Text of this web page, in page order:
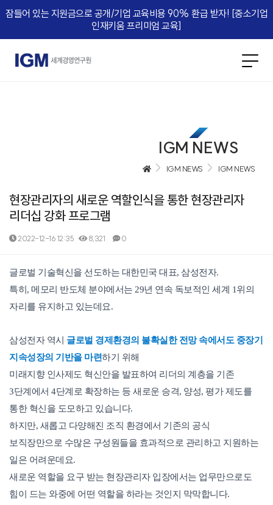
잠들어 있는 지원금으로 공개/기업 교육비용 90% 환급 받자! [중소기업
인재키움 프리미엄 교육]​
IGM NEWS
IGM NEWS IGM NEWS
현장관리자의 새로운 역할인식을 통한 현장관리자
리더십 강화 프로그램
2022-12-16 12:35 8,321 0
본문
글로벌 기술혁신을 선도하는 대한민국 대표, 삼성전자.
특히, 메모리 반도체 분야에서는 29년 연속 독보적인 세계 1위의
자리를 유지하고 있는데요.
삼성전자 역시 글로벌 경제환경의 불확실한 전망 속에서도 중장기
지속성장의 기반을 마련하기 위해
미래지향 인사제도 혁신안을 발표하여 리더의 계층을 기존
3단계에서 4단계로 확장하는 등 새로운 승격, 양성, 평가 제도를
통한 혁신을 도모하고 있습니다.
하지만, 새롭고 다양해진 조직 환경에서 기존의 공식
보직장만으로 수많은 구성원들을 효과적으로 관리하고 지원하는
일은 어려운데요.
새로운 역할을 요구 받는 현장관리자 입장에서는 업무만으로도
힘이 드는 와중에 어떤 역할을 하라는 것인지 막막합니다.